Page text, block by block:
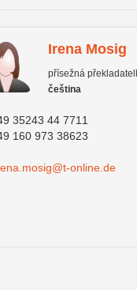
Irena Mosig
přísežná
čeština
35243 44 7711
160 973 38623
online.de